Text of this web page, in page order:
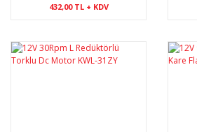
432,00 TL + KDV